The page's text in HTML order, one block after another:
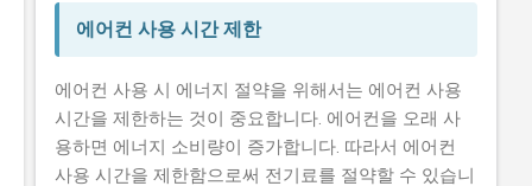
에어컨 사용 시간 제한
에어컨 사용 시 에너지 절약을 위해서는 에어컨 사용
시간을 제한하는 것이 중요합니다. 에어컨을 오래 사
용하면 에너지 소비량이 증가합니다. 따라서 에어컨
사용 시간을 제한함으로써 전기료를 절약할 수 있습니